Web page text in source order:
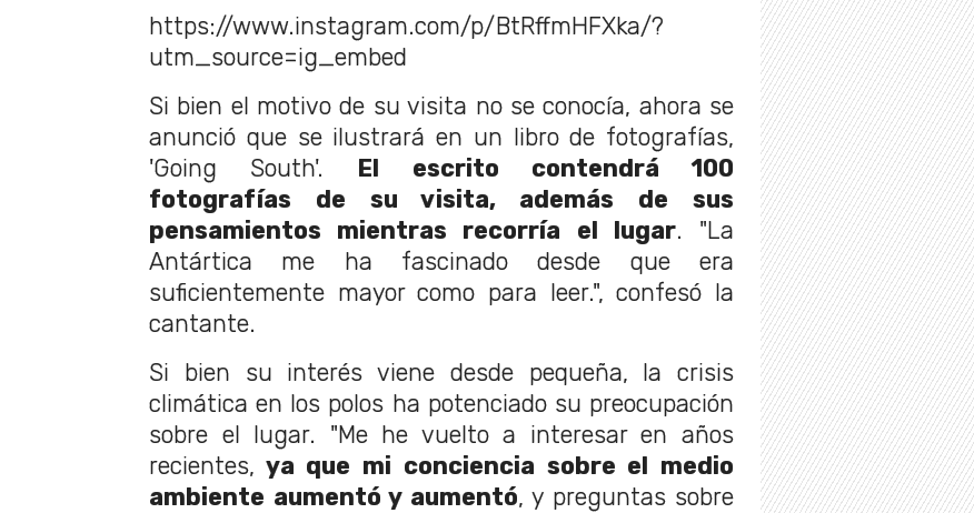
https://www.instagram.com/p/BtRffmHFXka/?
utm_source=ig_embed
Si bien el motivo de su visita no se conocía, ahora se
anunció que se ilustrará en un libro de fotografías,
'Going South'.
El escrito contendrá 100
fotografías de su visita, además de sus
pensamientos mientras recorría el lugar. "La
Antártica me ha fascinado desde que era
suficientemente mayor como para leer.", confesó la
cantante.
Si bien su interés viene desde pequeña, la crisis
climática en los polos ha potenciado su preocupación
sobre el lugar. "Me he vuelto a interesar en años
recientes, ya que mi conciencia sobre el medio
ambiente aumentó y aumentó, y preguntas sobre